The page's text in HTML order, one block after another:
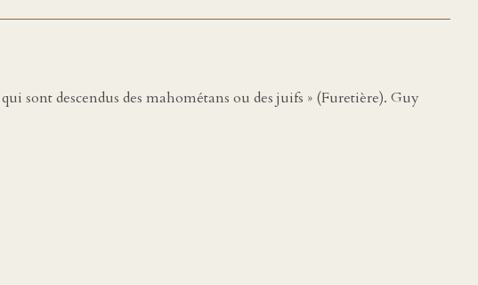
sont descendus des mahométans ou des juifs » (Furetière). Guy